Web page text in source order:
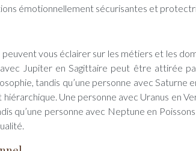
émotionnellement sécurisantes et
peuvent vous éclairer sur les métiers et les
Jupiter en Sagittaire peut être attirée
tandis qu’une personne avec Saturne
Une personne avec Uranus en
qu’une personne avec Neptune en